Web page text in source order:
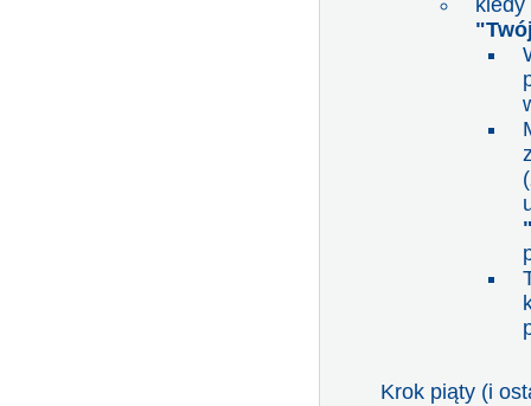
Krok piąty (i